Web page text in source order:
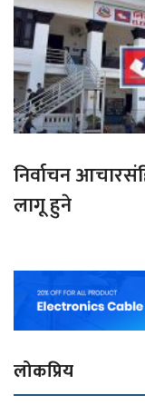
निर्वाचन
लागू हुने
लोकप्रिय